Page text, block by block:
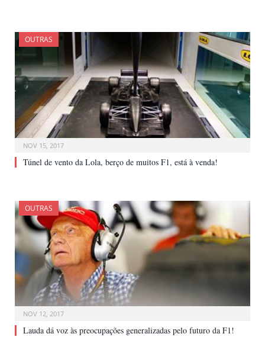
OUTRAS
NOV 15, 2017
Túnel de vento da Lola, berço de muitos F1, está à venda!
OUTRAS
NOV 12, 2017
Lauda dá voz às preocupações generalizadas pelo futuro da F1!